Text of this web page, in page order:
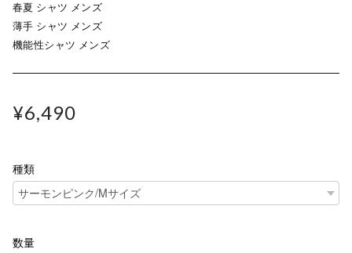
春夏 シャツ メンズ
薄手 シャツ メンズ
機能性シャツ メンズ
¥6,490
種類
数量